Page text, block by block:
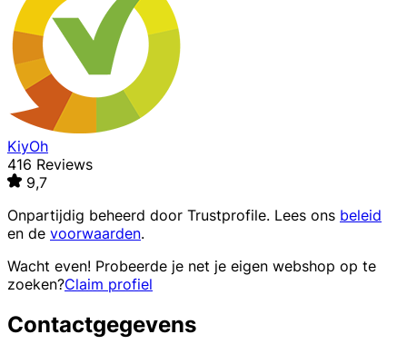
KiyOh
416 Reviews
9,7
Onpartijdig beheerd door Trustprofile. Lees ons beleid
en de voorwaarden.
Wacht even! Probeerde je net je eigen webshop op te
zoeken?Claim profiel
Contactgegevens